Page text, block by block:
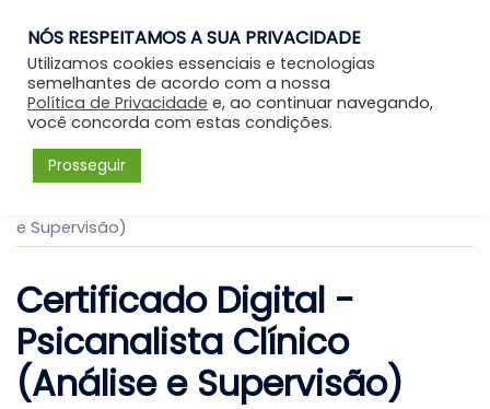
e Supervisão)
Certificado Digital -
Psicanalista Clínico
(Análise e Supervisão)
NÓS RESPEITAMOS A SUA PRIVACIDADE
Utilizamos cookies essenciais e tecnologias
semelhantes de acordo com a nossa
Política de Privacidade e, ao continuar navegando,
você concorda com estas condições.
Prosseguir